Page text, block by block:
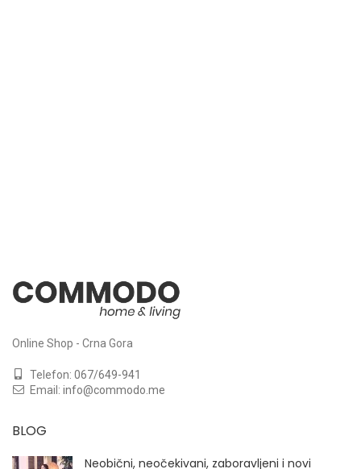
Online Shop - Crna Gora
Telefon: 067/649-941
Email: info@commodo.me
BLOG
Neobični, neočekivani, zaboravljeni i novi